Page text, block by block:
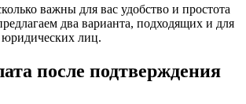
важны для вас удобство и простота
два варианта, подходящих и для
лиц.
после подтверждения